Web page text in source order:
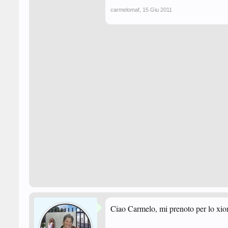
carmelomaf 15 Giu 2011
Ciao Carmelo, mi prenoto per lo